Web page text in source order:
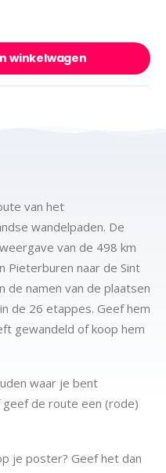
winkelwagen
van het
wandelpaden. De
van de 498 km
Pieterburen naar de Sint
namen van de plaatsen
de 26 etappes. Geef hem
gewandeld of koop hem
waar je bent
de route een (rode)
je poster? Geef het dan